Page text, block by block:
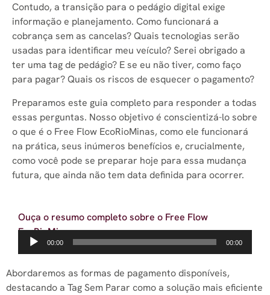
Contudo, a transição para o pedágio digital exige
informação e planejamento. Como funcionará a
cobrança sem as cancelas? Quais tecnologias serão
usadas para identificar meu veículo? Serei obrigado a
ter uma tag de pedágio? E se eu não tiver, como faço
para pagar? Quais os riscos de esquecer o pagamento?
Preparamos este guia completo para responder a todas
essas perguntas. Nosso objetivo é conscientizá-lo sobre
o que é o Free Flow EcoRioMinas, como ele funcionará
na prática, seus inúmeros benefícios e, crucialmente,
como você pode se preparar hoje para essa mudança
futura, que ainda não tem data definida para ocorrer.
Ouça o resumo completo sobre o Free Flow
EcoRioMinas
Tocador
de
00:00 00:00
Abordaremos as formas de pagamento disponíveis,
destacando a Tag Sem Parar como a solução mais eficiente